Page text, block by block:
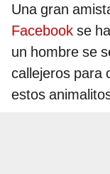
Una gran
Facebook se
un hombre se
callejeros para
estos